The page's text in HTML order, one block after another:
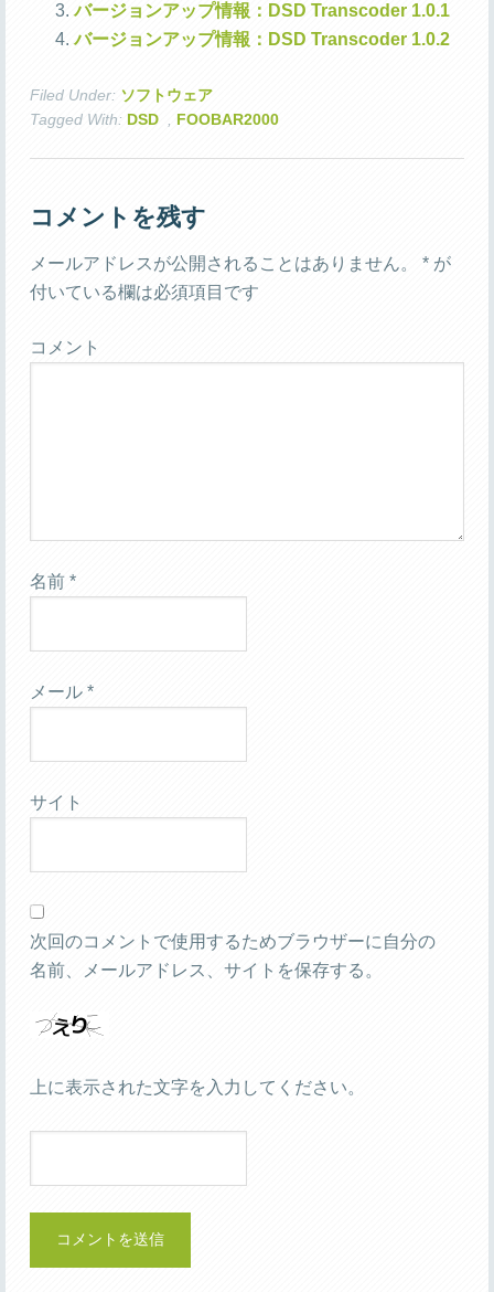
バージョンアップ情報：DSD Transcoder 1.0.1
バージョンアップ情報：DSD Transcoder 1.0.2
Filed Under: ソフトウェア
Tagged With: DSD , FOOBAR2000
コメントを残す
メールアドレスが公開されることはありません。 *が
付いている欄は必須項目です
コメント
名前 *
メール *
サイト
次回のコメントで使用するためブラウザーに自分の
名前、メールアドレス、サイトを保存する。
上に表示された文字を入力してください。